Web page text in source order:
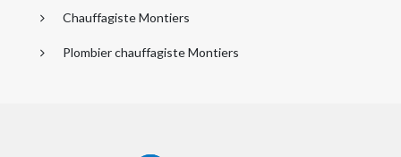
Chauffagiste Montiers
Plombier chauffagiste Montiers